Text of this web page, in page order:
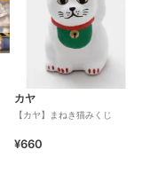
カヤ
【カヤ】まねき猫みくじ
¥660